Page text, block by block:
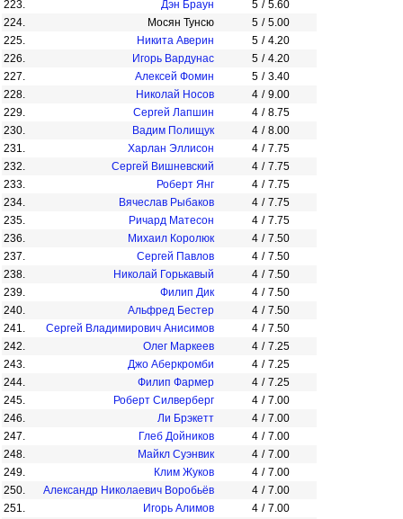
223.
Дэн Браун 5 / 5.60
224.
Мосян Тунсю 5 / 5.00
225.
Никита Аверин 5 / 4.20
226.
Игорь Вардунас 5 / 4.20
227.
Алексей Фомин 5 / 3.40
228.
Николай Носов 4 / 9.00
229.
Сергей Лапшин 4 / 8.75
230.
Вадим Полищук 4 / 8.00
231.
Харлан Эллисон 4 / 7.75
232.
Сергей Вишневский 4 / 7.75
233.
Роберт Янг 4 / 7.75
234.
Вячеслав Рыбаков 4 / 7.75
235.
Ричард Матесон 4 / 7.75
236.
Михаил Королюк 4 / 7.50
237.
Сергей Павлов 4 / 7.50
238.
Николай Горькавый 4 / 7.50
239.
Филип Дик 4 / 7.50
240.
Альфред Бестер 4 / 7.50
241.
Сергей Владимирович Анисимов 4 / 7.50
242.
Олег Маркеев 4 / 7.25
243.
Джо Аберкромби 4 / 7.25
244.
Филип Фармер 4 / 7.25
245.
Роберт Силверберг 4 / 7.00
246.
Ли Брэкетт 4 / 7.00
247.
Глеб Дойников 4 / 7.00
248.
Майкл Суэнвик 4 / 7.00
249.
Клим Жуков 4 / 7.00
250.
Александр Николаевич Воробьёв 4 / 7.00
251.
Игорь Алимов 4 / 7.00